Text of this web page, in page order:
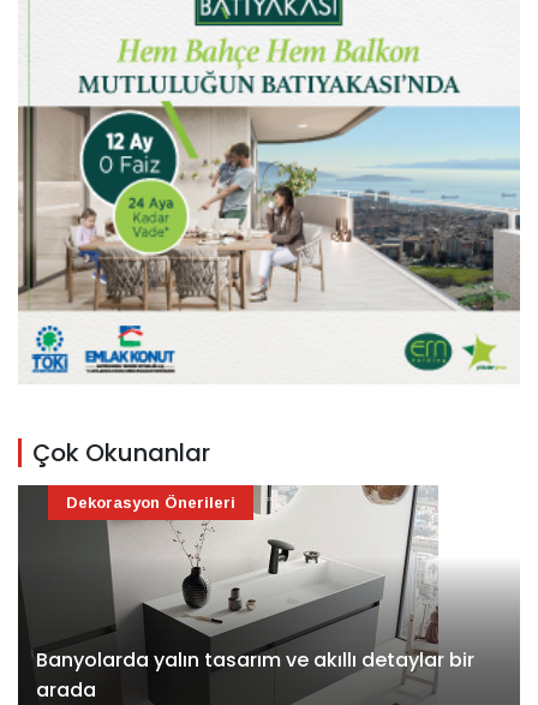
Çok Okunanlar
Banyolarda yalın tasarım ve akıllı detaylar bir
arada
Dekorasyon Önerileri